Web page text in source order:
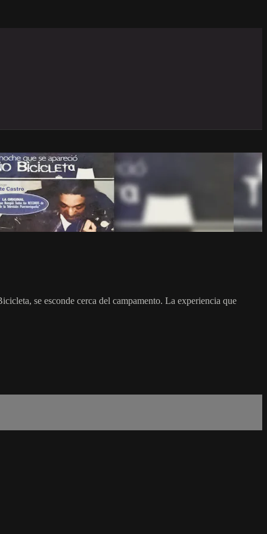
se esconde cerca del campamento. La experiencia que